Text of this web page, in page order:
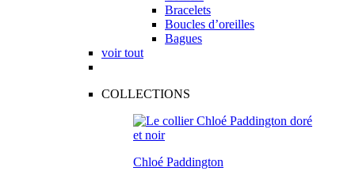
Bracelets
Boucles d’oreilles
Bagues
voir tout
COLLECTIONS
Chloé Paddington